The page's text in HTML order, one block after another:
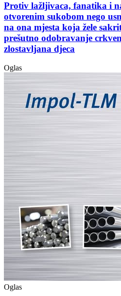
Protiv lažljivaca, fanatika i
otvorenim sukobom nego
na ona mjesta koja žele
prešutno odobravanje
zlostavljana djeca
Oglas
Oglas